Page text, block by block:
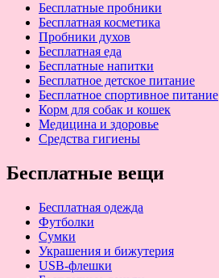
Бесплатные пробники
Бесплатная косметика
Пробники духов
Бесплатная еда
Бесплатные напитки
Бесплатное детское питание
Бесплатное спортивное питание
Корм для собак и кошек
Медицина и здоровье
Средства гигиены
Бесплатные вещи
Бесплатная одежда
Футболки
Сумки
Украшения и бижутерия
USB-флешки